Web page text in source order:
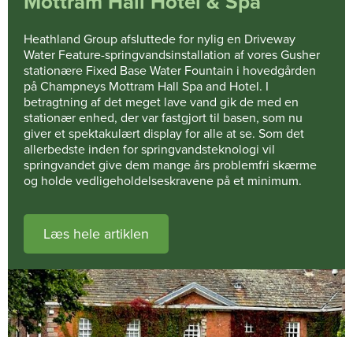
Heathland Group afsluttede for nylig en Driveway
Water Feature-springvandsinstallation af vores Gusher
stationære Fixed Base Water Fountain i hovedgården
på Champneys Mottram Hall Spa and Hotel. I
betragtning af det meget lave vand gik de med en
stationær enhed, der var fastgjort til basen, som nu
giver et spektakulært display for alle at se. Som det
allerbedste inden for springvandsteknologi vil
springvandet give dem mange års problemfri skærme
og holde vedligeholdelseskravene på et minimum.
Læs hele artiklen